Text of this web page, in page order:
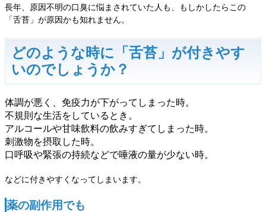
長年、原因不明の口臭に悩まされていた人も、もしかしたらこの
「舌苔」が原因かも知れません。
どのような時に「舌苔」が付きやす
いのでしょうか？
体調が悪く、免疫力が下がってしまった時。
不規則な生活をしているとき。
アルコールや甘味飲料の飲みすぎてしまった時。
刺激物を摂取した時。
口呼吸や緊張の持続などで唾液の量が少ない時。
などに付きやすくなってしまいます。
薬の副作用でも